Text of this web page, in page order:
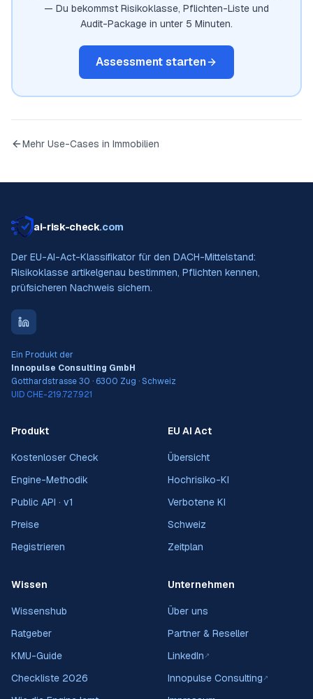
— Du bekommst Risikoklasse, Pflichten-Liste und
Audit-Package in unter 5 Minuten.
Assessment starten
Mehr Use-Cases in Immobilien
ai-risk-check.com
Der EU-AI-Act-Klassifikator für den DACH-Mittelstand:
Risikoklasse artikelgenau bestimmen, Pflichten kennen,
prüfsicheren Nachweis sichern.
Ein Produkt der
Innopulse Consulting GmbH
Gotthardstrasse 30 · 6300 Zug · Schweiz
UID CHE-219.727.921
Produkt
Kostenloser Check
Engine-Methodik
Public API · v1
Preise
Registrieren
EU AI Act
Übersicht
Hochrisiko-KI
Verbotene KI
Schweiz
Zeitplan
Wissen
Wissenshub
Ratgeber
KMU-Guide
Checkliste 2026
Unternehmen
Über uns
Partner & Reseller
LinkedIn ↗
Innopulse Consulting ↗